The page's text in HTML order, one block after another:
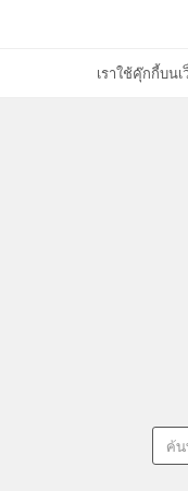
เราใช้คุ๊กกี้บน